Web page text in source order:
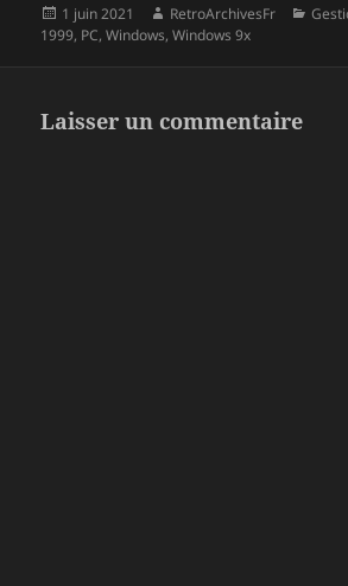
Publié
le
1 juin 2021 Auteur
RetroArchivesFr
1999, PC,Windows,Windows 9x
Laisser un commentaire